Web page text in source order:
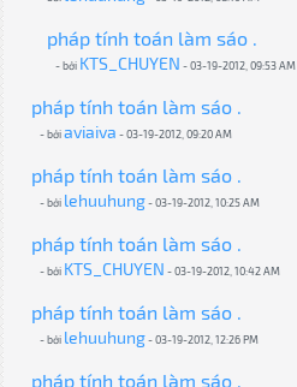
pháp tính toán làm sáo .
- bởi KTS_CHUYEN - 03-19-2012, 09:53 AM
pháp tính toán làm sáo .
- bởiaviaiva - 03-19-2012, 09:20 AM
pháp tính toán làm sáo .
- bởi lehuuhung- 03-19-2012, 10:25 AM
pháp tính toán làm sáo .
- bởi KTS_CHUYEN - 03-19-2012, 10:42 AM
pháp tính toán làm sáo .
- bởi lehuuhung- 03-19-2012, 12:26 PM
pháp tính toán làm sáo .